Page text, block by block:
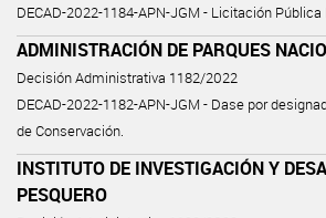
DECAD-2022-1184-APN-JGM - Licitación
ADMINISTRACIÓN DE PARQUES
Decisión Administrativa 1182/2022
DECAD-2022-1182-APN-JGM - Dase por
de Conservación.
INSTITUTO DE INVESTIGACIÓN Y
PESQUERO